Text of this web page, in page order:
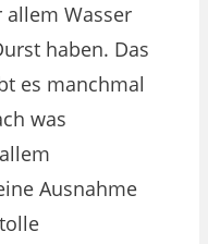
Wasser
haben. Das
es manchmal
was
Ausnahme